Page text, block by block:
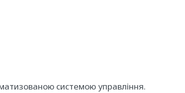
системою управління.